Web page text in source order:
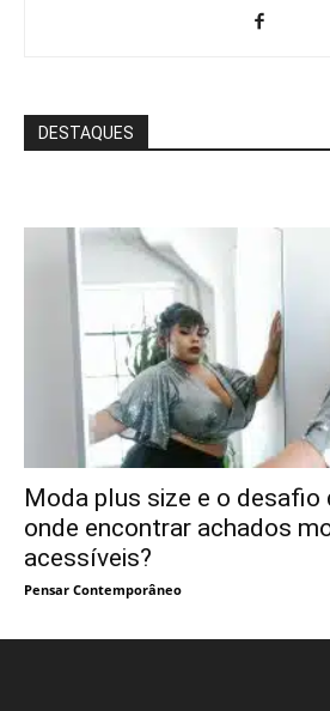
DESTAQUES
Moda plus size e o desafio
onde encontrar achados
acessíveis?
Pensar Contemporâneo